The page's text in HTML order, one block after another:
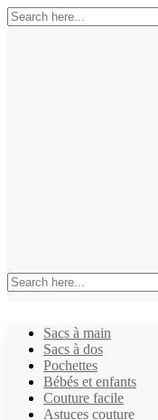
Sacs à main
Sacs à dos
Pochettes
Bébés et enfants
Couture facile
Astuces couture